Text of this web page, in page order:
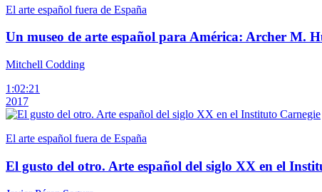
El arte español fuera de España
Un museo de arte español para América: Archer M.
Mitchell Codding
1:02:21
2017
El arte español fuera de España
El gusto del otro. Arte español del siglo XX en el